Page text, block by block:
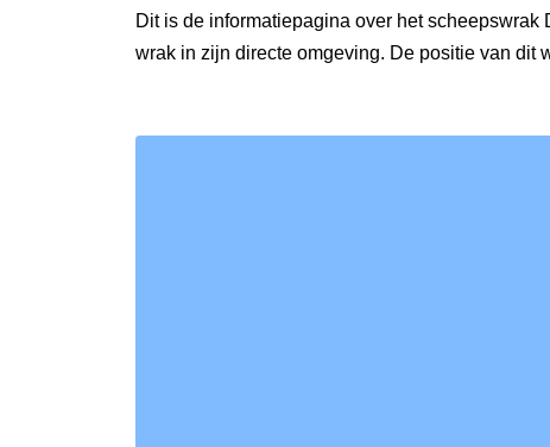
Dit is de informatiepagina over het
wrak in zijn directe omgeving. De positie van dit